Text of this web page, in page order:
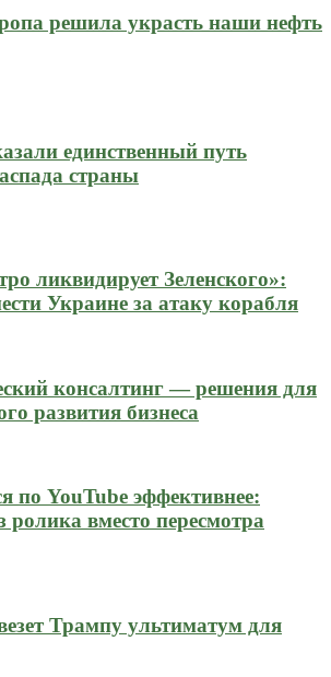
решила украсть наши нефть
единственный путь
страны
ликвидирует Зеленского»:
Украине за атаку корабля
консалтинг — решения для
развития бизнеса
по YouTube эффективнее:
ролика вместо пересмотра
Трампу ультиматум для